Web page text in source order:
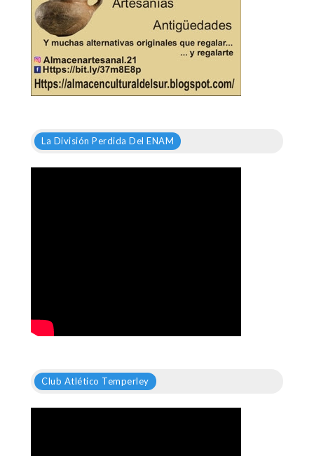
La División Perdida Del ENAM
Club Atlético Temperley